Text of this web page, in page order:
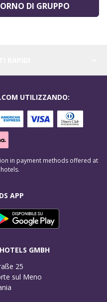
DI GRUPPO
APP
GMBH
25
sul Meno
UTILIZZANDO:
in payment methods offered at